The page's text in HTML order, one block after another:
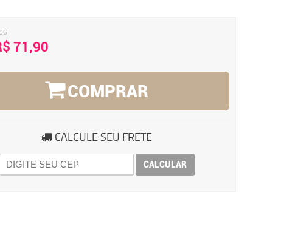
71,90
COMPRAR
CALCULE SEU FRETE
CALCULAR